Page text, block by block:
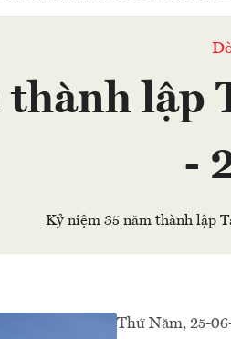
lập
-
Kỷ niệm 35 năm thành lập
Thứ Năm, 25-